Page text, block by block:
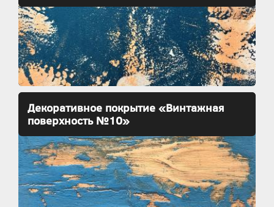
Декоративное покрытие «Винтажная
поверхность №10»